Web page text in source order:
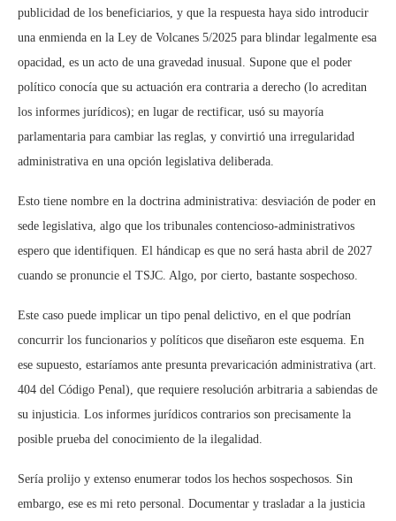
publicidad de los beneficiarios, y que la respuesta haya sido introducir
una enmienda en la Ley de Volcanes 5/2025 para blindar legalmente esa
opacidad, es un acto de una gravedad inusual. Supone que el poder
político conocía que su actuación era contraria a derecho (lo acreditan
los informes jurídicos); en lugar de rectificar, usó su mayoría
parlamentaria para cambiar las reglas, y convirtió una irregularidad
administrativa en una opción legislativa deliberada.
Esto tiene nombre en la doctrina administrativa: desviación de poder en
sede legislativa, algo que los tribunales contencioso-administrativos
espero que identifiquen. El hándicap es que no será hasta abril de 2027
cuando se pronuncie el TSJC. Algo, por cierto, bastante sospechoso.
Este caso puede implicar un tipo penal delictivo, en el que podrían
concurrir los funcionarios y políticos que diseñaron este esquema. En
ese supuesto, estaríamos ante presunta prevaricación administrativa (art.
404 del Código Penal), que requiere resolución arbitraria a sabiendas de
su injusticia. Los informes jurídicos contrarios son precisamente la
posible prueba del conocimiento de la ilegalidad.
Sería prolijo y extenso enumerar todos los hechos sospechosos. Sin
embargo, ese es mi reto personal. Documentar y trasladar a la justicia